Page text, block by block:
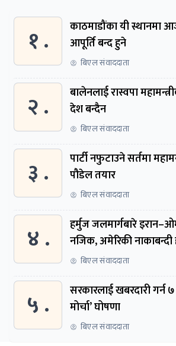
१ .
काठमाडौंका यी स्थानमा
आपूर्ति बन्द हुने
बिएल संवाददाता
२ .
बालेनलाई रास्वपा
देश बन्दैन
बिएल संवाददाता
३ .
पार्टी नफुटाउने सर्तमा
पौडेल तयार
बिएल संवाददाता
४ .
हर्मुज जलमार्गबारे
नजिक, अमेरिकी नाकाबन्दी
बिएल संवाददाता
५ .
सरकारलाई खबरदारी गर्न ७ दलीय ‘अग्रगामी
मोर्चा’ घोषणा
बिएल संवाददाता